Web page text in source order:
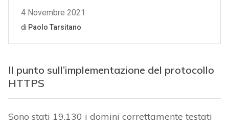
Il punto sull’implementazione del protocollo
HTTPS
Sono stati 19.130 i domini correttamente testati